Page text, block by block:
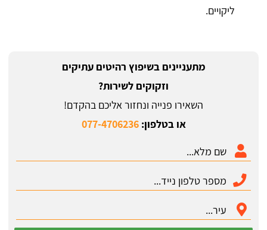
ליקויים.
מתעניינים בשיפוץ רהיטים עתיקים
וזקוקים לשירות?
השאירו פנייה ונחזור אליכם בהקדם!
או בטלפון:077-4706236